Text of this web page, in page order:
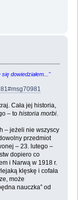
dowiedziałem..."
Cała jej historia,
– to historia morbi.
– jeżeli nie wszyscy
przedmiot
– 23. lutego –
dopiero co
i Narwą w 1918 r.
klęskę i cofała
może
nauczka” od